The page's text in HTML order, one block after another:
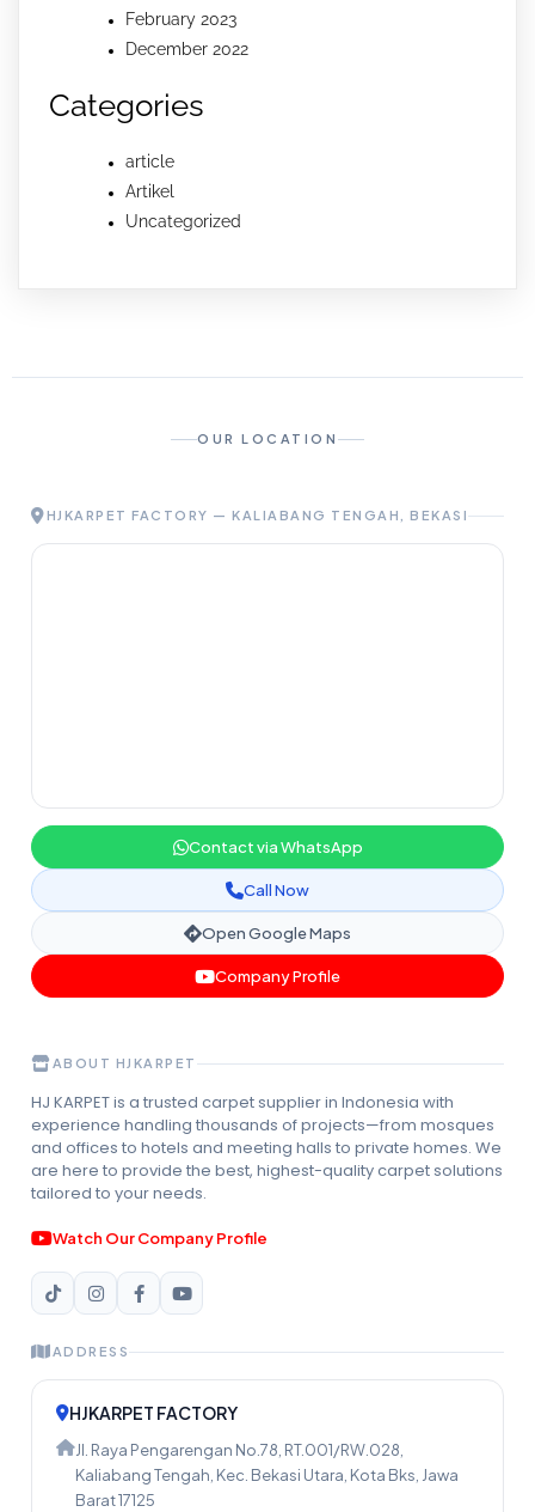
February 2023
December 2022
Categories
article
Artikel
Uncategorized
OUR LOCATION
HJKARPET FACTORY — KALIABANG TENGAH, BEKASI
Contact via WhatsApp
Call Now
Open Google Maps
Company Profile
ABOUT HJKARPET
HJ KARPET is a trusted carpet supplier in Indonesia with
experience handling thousands of projects—from mosques
and offices to hotels and meeting halls to private homes. We
are here to provide the best, highest-quality carpet solutions
tailored to your needs.
Watch Our Company Profile
ADDRESS
HJKARPET FACTORY
Jl. Raya Pengarengan No.78, RT.001/RW.028,
Kaliabang Tengah, Kec. Bekasi Utara, Kota Bks, Jawa
Barat 17125